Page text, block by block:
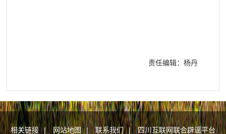
责任编辑：杨丹
相关链接 | 网站地图 | 联系我们 | 四川互联网联合辟谣平台